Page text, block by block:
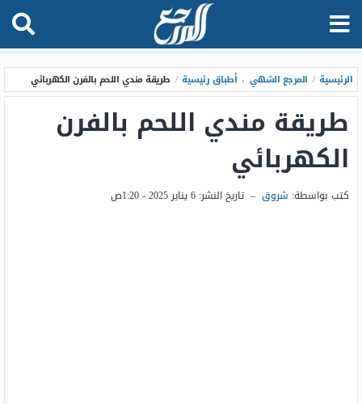
الرئيسية / المرجع الشهي ، أطباق رئيسية / طريقة مندي اللحم بالفرن الكهربائي
طريقة مندي اللحم بالفرن
الكهربائي
كتب بواسطة: شروق – تاريخ النشر: 6 يناير 2025 - 1:20ص